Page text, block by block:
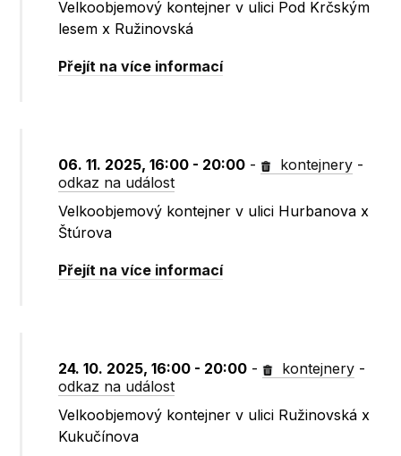
Velkoobjemový kontejner v ulici Pod Krčským
lesem x Ružinovská
Přejít na více informací
06. 11. 2025, 16:00 - 20:00 - kontejnery -
odkaz na událost
Velkoobjemový kontejner v ulici Hurbanova x
Štúrova
Přejít na více informací
24. 10. 2025, 16:00 - 20:00 - kontejnery -
odkaz na událost
Velkoobjemový kontejner v ulici Ružinovská x
Kukučínova